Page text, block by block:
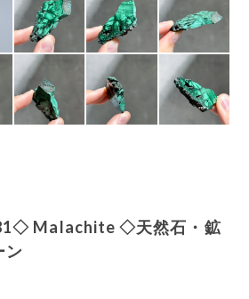
Malachite ◇天然石・鉱
ン